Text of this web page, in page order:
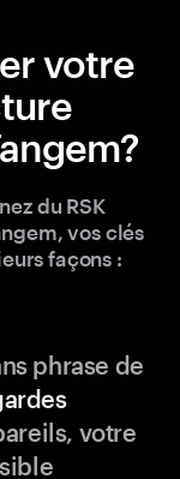
votre
du RSK
vos clés
façons :
phrase de
votre